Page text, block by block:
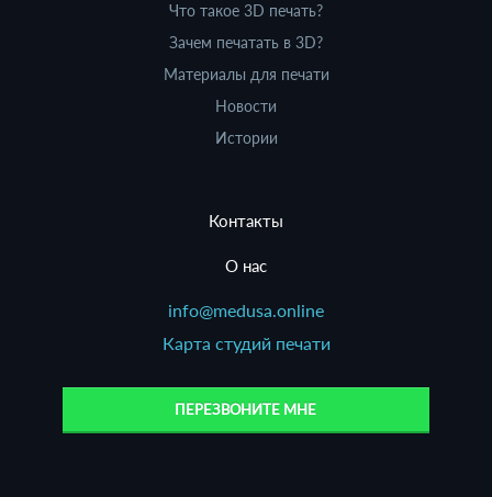
Что такое 3D печать?
Зачем печатать в 3D?
Материалы для печати
Новости
Истории
Контакты
О нас
info@medusa.online
Карта студий печати
ПЕРЕЗВОНИТЕ МНЕ